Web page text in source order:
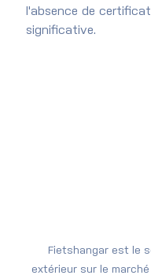
l'absence de
significative.
Fietshangar est le
extérieur sur le marché